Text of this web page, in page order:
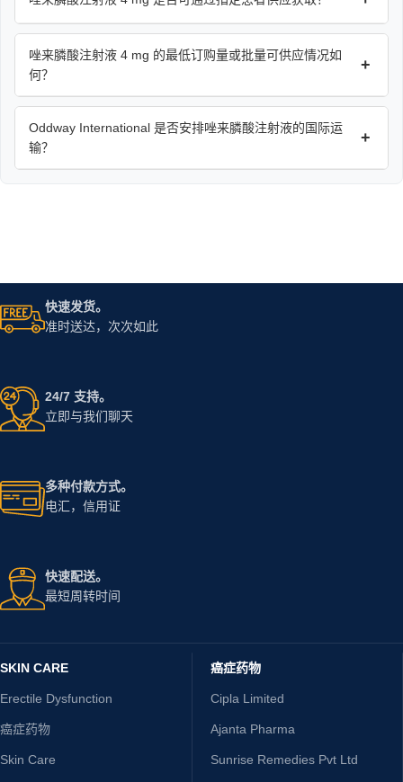
唑来膦酸注射液 4 mg 的最低订购量或批量可供应情况如
何？
+
Oddway International 是否安排唑来膦酸注射液的国际运
输？
+
快速发货。
准时送达，次次如此
24/7 支持。
立即与我们聊天
多种付款方式。
电汇，信用证
快速配送。
最短周转时间
SKIN CARE
Erectile Dysfunction
癌症药物
Skin Care
癌症药物
Cipla Limited
Ajanta Pharma
Sunrise Remedies Pvt Ltd